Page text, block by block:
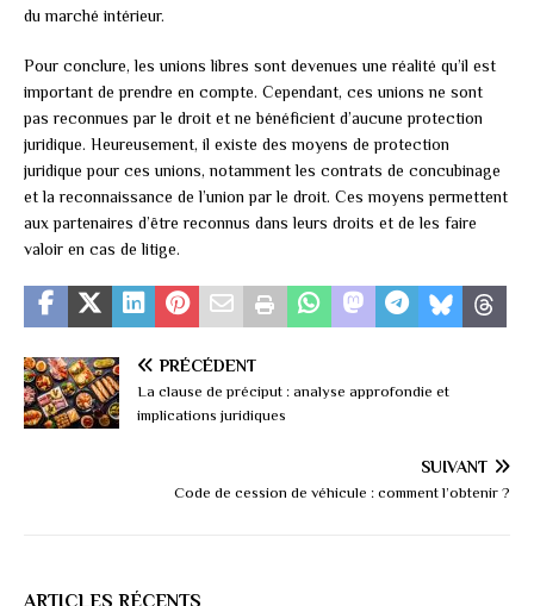
du marché intérieur.
Pour conclure, les unions libres sont devenues une réalité qu’il est
important de prendre en compte. Cependant, ces unions ne sont
pas reconnues par le droit et ne bénéficient d’aucune protection
juridique. Heureusement, il existe des moyens de protection
juridique pour ces unions, notamment les contrats de concubinage
et la reconnaissance de l’union par le droit. Ces moyens permettent
aux partenaires d’être reconnus dans leurs droits et de les faire
valoir en cas de litige.
PRÉCÉDENT
La clause de préciput : analyse approfondie et
implications juridiques
SUIVANT
Code de cession de véhicule : comment l’obtenir ?
ARTICLES RÉCENTS